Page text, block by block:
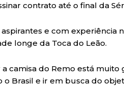
contrato até o final da
e com experiência
longe da Toca do Leão.
a camisa do Remo está
Brasil e ir em busca do